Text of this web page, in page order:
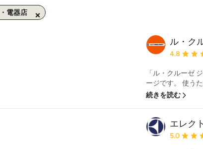
電器店
ル・ク
平均評価
4.8
「ル・クルーゼ
ージです。 使う
続きを読む
エレク
平均評価
5.0